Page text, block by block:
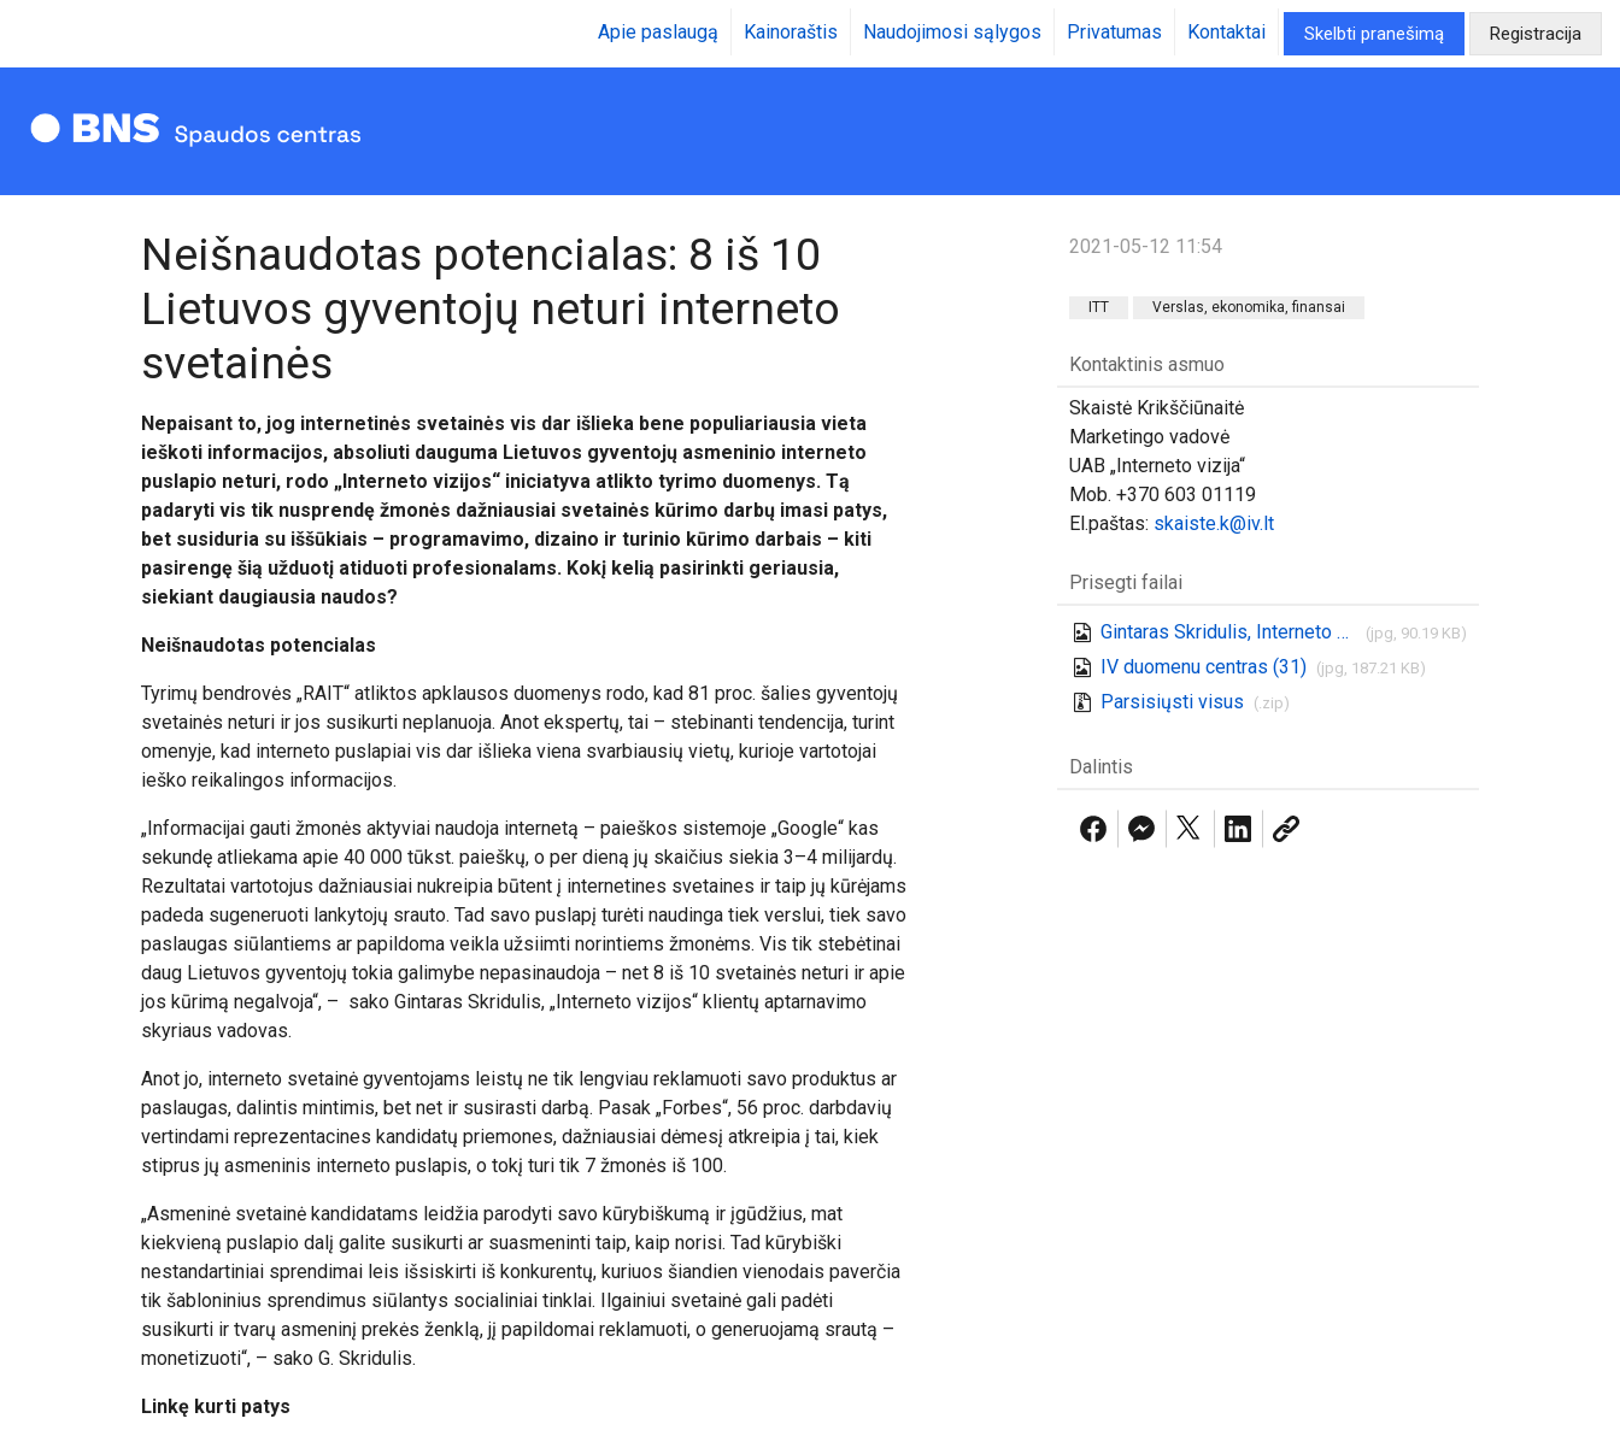
Apie paslaugą Kainoraštis Naudojimosi sąlygos Privatumas Kontaktai Skelbti pranešimą Registracija
Neišnaudotas potencialas: 8 iš 10
Lietuvos gyventojų neturi interneto
svetainės
Nepaisant to, jog internetinės svetainės vis dar išlieka bene populiariausia vieta
ieškoti informacijos, absoliuti dauguma Lietuvos gyventojų asmeninio interneto
puslapio neturi, rodo „Interneto vizijos“ iniciatyva atlikto tyrimo duomenys. Tą
padaryti vis tik nusprendę žmonės dažniausiai svetainės kūrimo darbų imasi patys,
bet susiduria su iššūkiais – programavimo, dizaino ir turinio kūrimo darbais – kiti
pasirengę šią užduotį atiduoti profesionalams. Kokį kelią pasirinkti geriausia,
siekiant daugiausia naudos?
Neišnaudotas potencialas
Tyrimų bendrovės „RAIT“ atliktos apklausos duomenys rodo, kad 81 proc. šalies gyventojų
svetainės neturi ir jos susikurti neplanuoja. Anot ekspertų, tai – stebinanti tendencija, turint
omenyje, kad interneto puslapiai vis dar išlieka viena svarbiausių vietų, kurioje vartotojai
ieško reikalingos informacijos.
„Informacijai gauti žmonės aktyviai naudoja internetą – paieškos sistemoje „Google“ kas
sekundę atliekama apie 40 000 tūkst. paieškų, o per dieną jų skaičius siekia 3–4 milijardų.
Rezultatai vartotojus dažniausiai nukreipia būtent į internetines svetaines ir taip jų kūrėjams
padeda sugeneruoti lankytojų srauto. Tad savo puslapį turėti naudinga tiek verslui, tiek savo
paslaugas siūlantiems ar papildoma veikla užsiimti norintiems žmonėms. Vis tik stebėtinai
daug Lietuvos gyventojų tokia galimybe nepasinaudoja – net 8 iš 10 svetainės neturi ir apie
jos kūrimą negalvoja“, – sako Gintaras Skridulis, „Interneto vizijos“ klientų aptarnavimo
skyriaus vadovas.
Anot jo, interneto svetainė gyventojams leistų ne tik lengviau reklamuoti savo produktus ar
paslaugas, dalintis mintimis, bet net ir susirasti darbą. Pasak „Forbes“, 56 proc. darbdavių
vertindami reprezentacines kandidatų priemones, dažniausiai dėmesį atkreipia į tai, kiek
stiprus jų asmeninis interneto puslapis, o tokį turi tik 7 žmonės iš 100.
„Asmeninė svetainė kandidatams leidžia parodyti savo kūrybiškumą ir įgūdžius, mat
kiekvieną puslapio dalį galite susikurti ar suasmeninti taip, kaip norisi. Tad kūrybiški
nestandartiniai sprendimai leis išsiskirti iš konkurentų, kuriuos šiandien vienodais paverčia
tik šabloninius sprendimus siūlantys socialiniai tinklai. Ilgainiui svetainė gali padėti
susikurti ir tvarų asmeninį prekės ženklą, jį papildomai reklamuoti, o generuojamą srautą –
monetizuoti“, – sako G. Skridulis.
Linkę kurti patys
2021-05-12 11:54
ITT Verslas, ekonomika, finansai
Kontaktinis asmuo
Skaistė Krikščiūnaitė
Marketingo vadovė
UAB „Interneto vizija“
Mob. +370 603 01119
El.paštas: skaiste.k@iv.lt
Prisegti failai
Gintaras Skridulis, Interneto vizijos klientu aptarnavimo skyriaus vadovas (jpg, 90.19 KB)
IV duomenu centras (31) (jpg, 187.21 KB)
Parsisiųsti visus (.zip)
Dalintis